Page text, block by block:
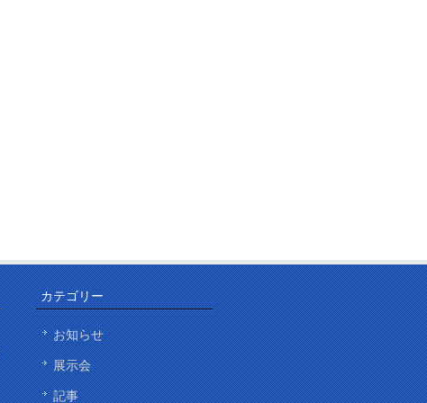
カテゴリー
お知らせ
展示会
記事